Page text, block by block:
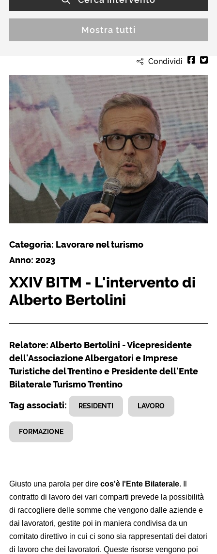
Mostra tutti
Condividi
Categoria: Lavorare nel turismo
Anno: 2023
XXIV BITM - L'intervento di
Alberto Bertolini
Relatore: Alberto Bertolini - Vicepresidente
dell'Associazione Albergatori e Imprese
Turistiche del Trentino e Presidente dell'Ente
Bilaterale Turismo Trentino
Tag associati: RESIDENTI LAVORO
FORMAZIONE
Giusto una parola per dire cos'è l'Ente Bilaterale. Il
contratto di lavoro dei vari comparti prevede la possibilità
di raccogliere delle somme che vengono dalle aziende e
dai lavoratori, gestite poi in maniera condivisa da un
comitato direttivo in cui ci sono sia rappresentati dei datori
di lavoro che dei lavoratori. Queste risorse vengono poi